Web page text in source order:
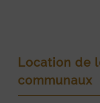
Location de
communaux